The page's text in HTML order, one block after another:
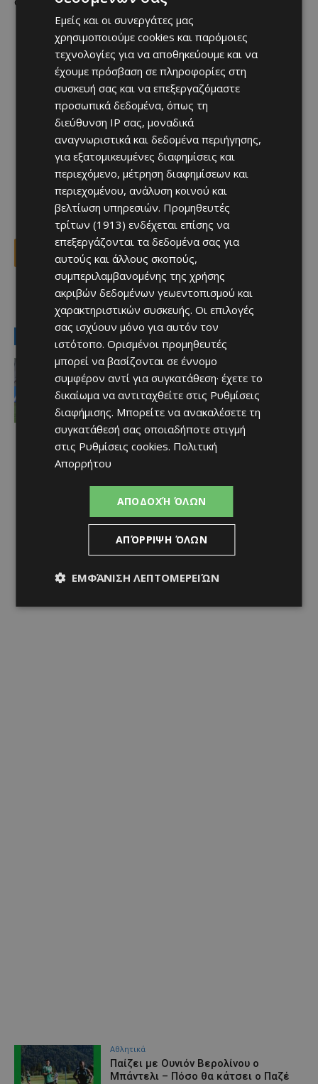
Facebook
καρναβάλι πολιτιστικά
LATEST NEWS
Αθλητικά
Iσοπαλία 2-2 με την Κηφισιά – ΔΕΙΤΕ
τα γκολ του ΑΠΟΕΛ
08/08/2026
Αθλητικά
Παίζει με Ουνιόν Βερολίνου ο
Μπάντελι – Πόσο θα κάτσει ο Παζέ
Εμείς και οι συνεργάτες μας
χρησιμοποιούμε cookies και παρόμοιες
τεχνολογίες για να αποθηκεύουμε και να
έχουμε πρόσβαση σε πληροφορίες στη
συσκευή σας και να επεξεργαζόμαστε
προσωπικά δεδομένα, όπως τη
διεύθυνση IP σας, μοναδικά
αναγνωριστικά και δεδομένα περιήγησης,
για εξατομικευμένες διαφημίσεις και
περιεχόμενο, μέτρηση διαφημίσεων και
περιεχομένου, ανάλυση κοινού και
βελτίωση υπηρεσιών. Προμηθευτές
τρίτων (1913) ενδέχεται επίσης να
επεξεργάζονται τα δεδομένα σας για
αυτούς και άλλους σκοπούς,
συμπεριλαμβανομένης της χρήσης
ακριβών δεδομένων γεωεντοπισμού και
χαρακτηριστικών συσκευής. Οι επιλογές
σας ισχύουν μόνο για αυτόν τον
ιστότοπο. Ορισμένοι προμηθευτές
μπορεί να βασίζονται σε έννομο
συμφέρον αντί για συγκατάθεση· έχετε το
δικαίωμα να αντιταχθείτε στις Ρυθμίσεις
διαφήμισης. Μπορείτε να ανακαλέσετε τη
συγκατάθεσή σας οποιαδήποτε στιγμή
στις Ρυθμίσεις cookies. Πολιτική
Απορρήτου
ΑΠΟΔΟΧΉ ΌΛΩΝ
ΑΠΌΡΡΙΨΗ ΌΛΩΝ
ΕΜΦΆΝΙΣΗ ΛΕΠΤΟΜΕΡΕΙΏΝ